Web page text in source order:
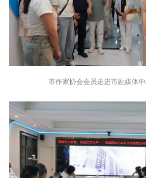
市作家协会会员走进市融媒体中